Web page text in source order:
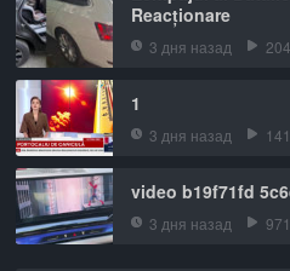
Reacționare
3 дня назад
1
3 дня назад
video b19f71fd
3 дня назад